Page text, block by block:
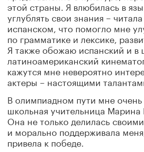
этой страны. Я влюбилась в
углублять свои знания –
испанском, что помогло мне
по грамматике и лексике,
Я также обожаю испанский и в
латиноамериканский
кажутся мне невероятно
актеры – настоящими
В олимпиадном пути мне
школьная учительница Марина
Она не только делилась
и морально поддерживала
привела к победе.